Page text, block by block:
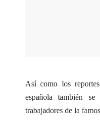
Así como los
española también
trabajadores de la